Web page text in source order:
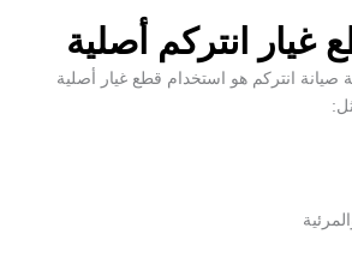
غيار انتركم أصلية
صيانة انتركم هو استخدام قطع غيار أصلية